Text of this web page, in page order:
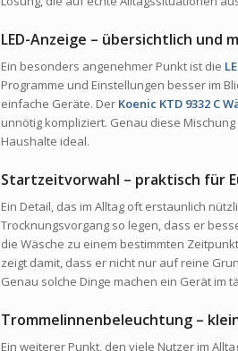
LED-Anzeige – übersichtlich und
Ein besonders angenehmer Punkt ist die
Programme und Einstellungen besser im
einfache Geräte. Der Koenic KTD 9332 C
unnötig kompliziert. Genau diese
Haushalte ideal.
Startzeitvorwahl – praktisch für
Ein Detail, das im Alltag oft erstaunlich
Trocknungsvorgang so legen, dass er
die Wäsche zu einem bestimmten
zeigt damit, dass er nicht nur auf reine
Genau solche Dinge machen ein Gerät im
Trommelinnenbeleuchtung –
Ein weiterer Punkt, den viele Nutzer im